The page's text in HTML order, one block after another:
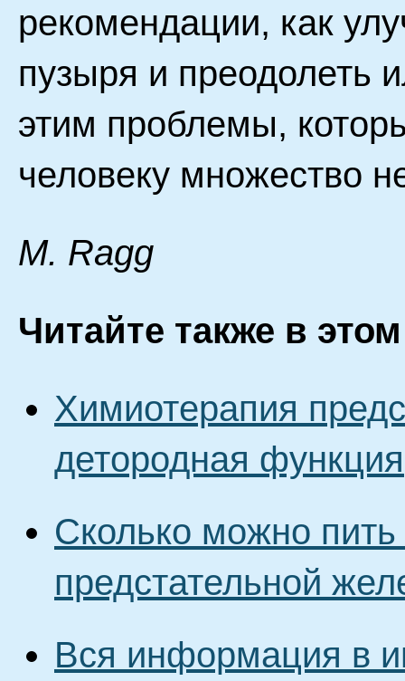
рекомендации, как
пузыря и преодолеть
этим проблемы,
человеку множество
M. Ragg
Читайте также в
Химиотерапия
детородная функция
Сколько можно
предстательной
Вся информация в